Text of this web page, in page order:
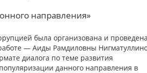
направления»
была организована и проведена
— Аиды Рамдиловны
диалога по теме развития
данного направления в